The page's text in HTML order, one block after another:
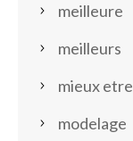
meilleure
meilleurs
mieux etre
modelage